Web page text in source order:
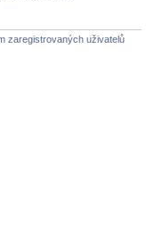
zaregistrovaných uživatelů